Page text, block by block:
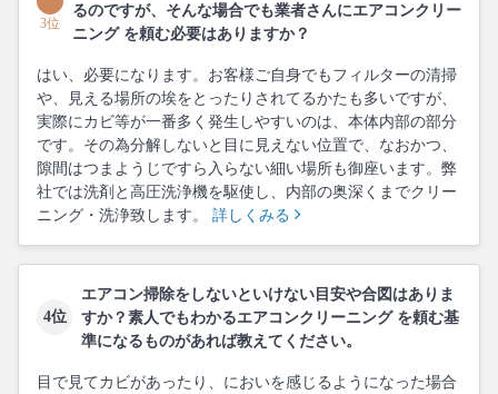
3位
るのですが、そんな場合でも業者さんにエアコンクリー
ニング を頼む必要はありますか？
はい、必要になります。お客様ご自身でもフィルターの清掃
や、見える場所の埃をとったりされてるかたも多いですが、
実際にカビ等が一番多く発生しやすいのは、本体内部の部分
です。その為分解しないと目に見えない位置で、なおかつ、
隙間はつまようじですら入らない細い場所も御座います。弊
社では洗剤と高圧洗浄機を駆使し、内部の奥深くまでクリー
ニング・洗浄致します。 詳しくみる
4位
エアコン掃除をしないといけない目安や合図はありま
すか？素人でもわかるエアコンクリーニング を頼む基
準になるものがあれば教えてください。
目で見てカビがあったり、においを感じるようになった場合